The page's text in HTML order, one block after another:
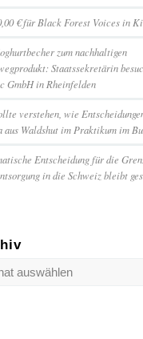
€ für Black Forest Voices in
zum nachhaltigen
Staatssekretärin
GmbH in Rheinfelden
verstehen, wie
aus Waldshut im Praktikum im
Entscheidung für die
in die Schweiz bleibt